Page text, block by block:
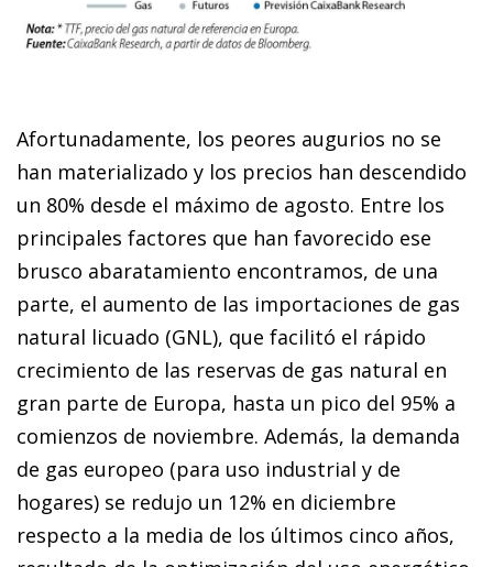
Afortunadamente, los peores augurios no se
han materializado y los precios han descendido
un 80% desde el máximo de agosto. Entre los
principales factores que han favorecido ese
brusco abaratamiento encontramos, de una
parte, el aumento de las importaciones de gas
natural licuado (GNL), que facilitó el rápido
crecimiento de las re­­servas de gas natural en
gran parte de Europa, hasta un pico del 95% a
comienzos de noviembre. Además, la demanda
de gas europeo (para uso industrial y de
hogares) se redujo un 12% en diciembre
respecto a la media de los últimos cinco años,